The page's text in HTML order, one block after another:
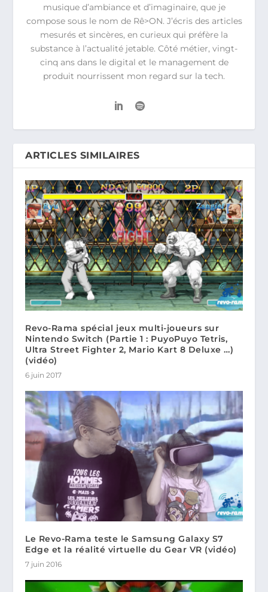
musique d’ambiance et d’imaginaire, que je
compose sous le nom de Rê>ON. J’écris des articles
mesurés et sincères, en curieux qui préfère la
substance à l’actualité jetable. Côté métier, vingt-
cinq ans dans le digital et le management de
produit nourrissent mon regard sur la tech.
ARTICLES SIMILAIRES
Revo-Rama spécial jeux multi-joueurs sur
Nintendo Switch (Partie 1 : PuyoPuyo Tetris,
Ultra Street Fighter 2, Mario Kart 8 Deluxe …)
(vidéo)
6 juin 2017
Le Revo-Rama teste le Samsung Galaxy S7
Edge et la réalité virtuelle du Gear VR (vidéo)
7 juin 2016